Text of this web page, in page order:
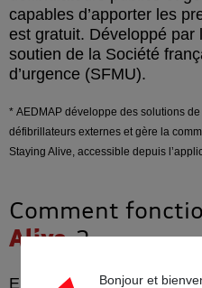
capables d’apporter les
est gratuit. Développé par
soutien de la Société
d’urgence (SFMU).
* AEDMAP développe des solutions
défibrillateurs externes et gère la
Staying Alive, accessible depuis
Comment
Alive?
En cas d’arrêt cardiaque
Bonjour et